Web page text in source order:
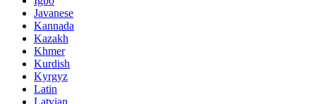
Javanese
Kannada
Kazakh
Khmer
Kurdish
Kyrgyz
Latin